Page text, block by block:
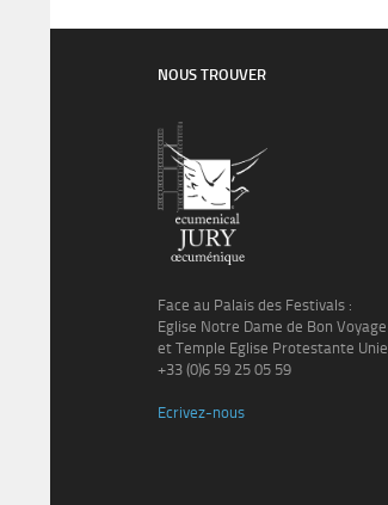
NOUS TROUVER
Face au Palais des Festivals :
Eglise Notre Dame de Bon Voyage
et Temple Eglise Protestante Unie
+33 (0)6 59 25 05 59
Ecrivez-nous